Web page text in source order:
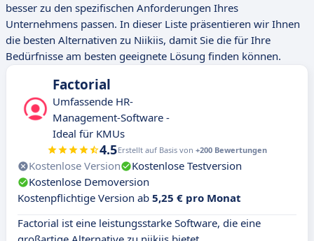
besser zu den spezifischen Anforderungen Ihres
Unternehmens passen. In dieser Liste präsentieren wir Ihnen
die besten Alternativen zu Niikiis, damit Sie die für Ihre
Bedürfnisse am besten geeignete Lösung finden können.
Factorial
Umfassende HR-
Management-Software -
Ideal für KMUs
4.5Erstellt auf Basis von +200 Bewertungen
Kostenlose Version
Kostenlose Testversion
Kostenlose Demoversion
Kostenpflichtige Version ab 5,25 € pro Monat
Factorial ist eine leistungsstarke Software, die eine